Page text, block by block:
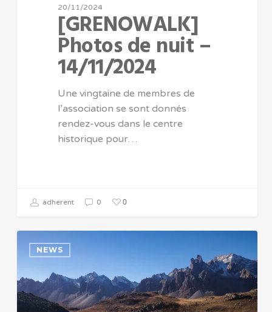
20/11/2024
[GRENOWALK]
Photos de nuit –
14/11/2024
Une vingtaine de membres de
l’association se sont donnés
rendez-vous dans le centre
historique pour…
adherent 0 0
NEWS